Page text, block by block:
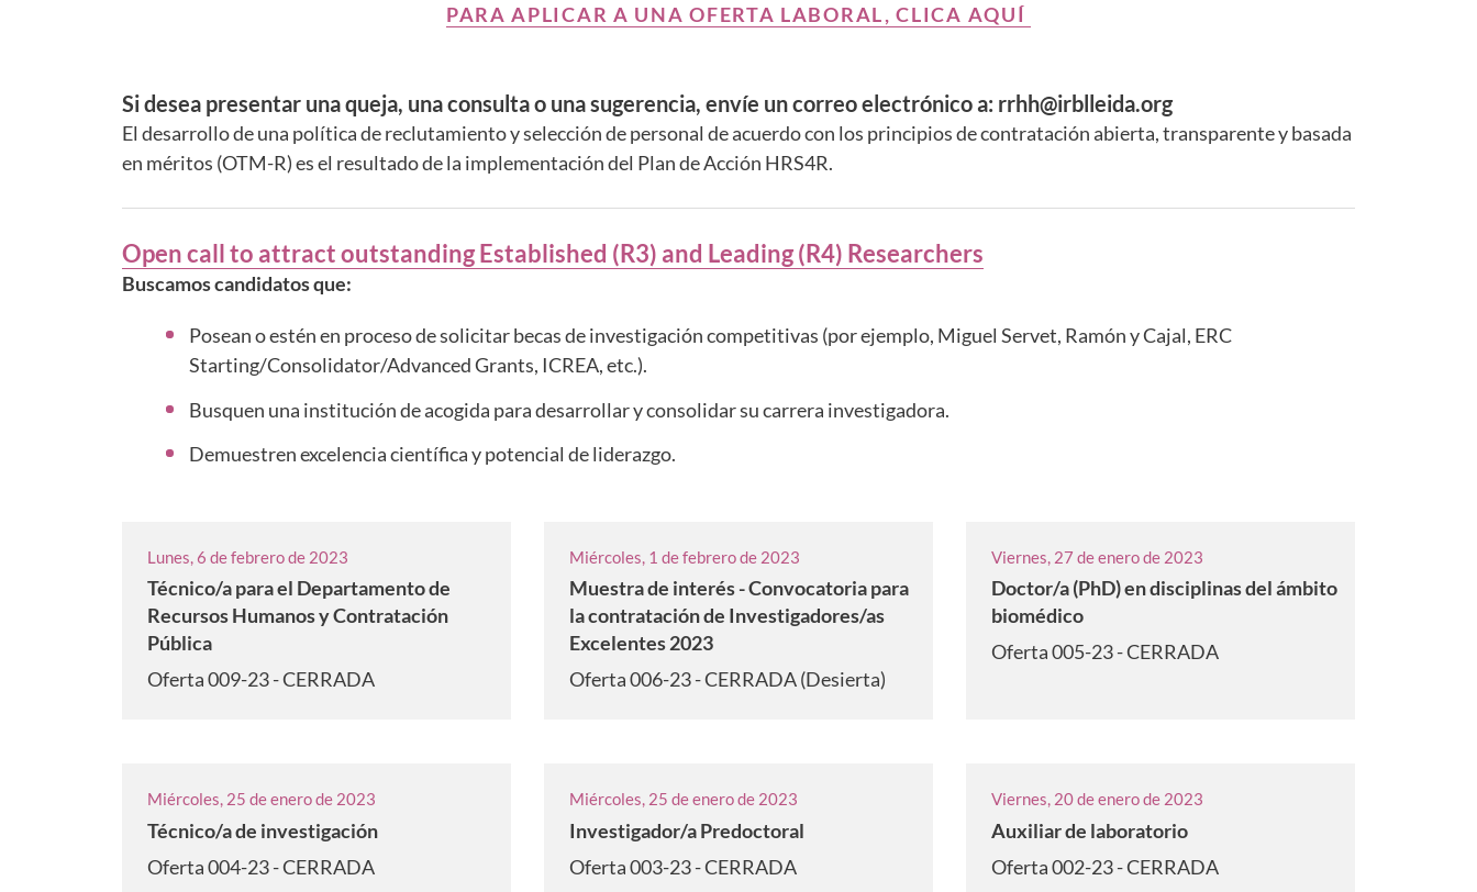
PARA APLICAR A UNA OFERTA LABORAL, CLICA AQUÍ
Si desea presentar una queja, una consulta o una sugerencia, envíe un correo electrónico a: rrhh@irblleida.org
El desarrollo de una política de reclutamiento y selección de personal de acuerdo con los principios de contratación abierta, transparente y basada
en méritos (OTM-R) es el resultado de la implementación del Plan de Acción HRS4R.
Open call to attract outstanding Established (R3) and Leading (R4) Researchers
Buscamos candidatos que:
Posean o estén en proceso de solicitar becas de investigación competitivas (por ejemplo, Miguel Servet, Ramón y Cajal, ERC
Starting/Consolidator/Advanced Grants, ICREA, etc.).
Busquen una institución de acogida para desarrollar y consolidar su carrera investigadora.
Demuestren excelencia científica y potencial de liderazgo.
Lunes, 6 de febrero de 2023
Técnico/a para el Departamento de
Recursos Humanos y Contratación
Pública
Oferta 009-23 - CERRADA
Miércoles, 1 de febrero de 2023
Muestra de interés - Convocatoria para
la contratación de Investigadores/as
Excelentes 2023
Oferta 006-23 - CERRADA (Desierta)
Viernes, 27 de enero de 2023
Doctor/a (PhD) en disciplinas del ámbito
biomédico
Oferta 005-23 - CERRADA
Miércoles, 25 de enero de 2023
Técnico/a de investigación
Oferta 004-23 - CERRADA
Miércoles, 25 de enero de 2023
Investigador/a Predoctoral
Oferta 003-23 - CERRADA
Viernes, 20 de enero de 2023
Auxiliar de laboratorio
Oferta 002-23 - CERRADA